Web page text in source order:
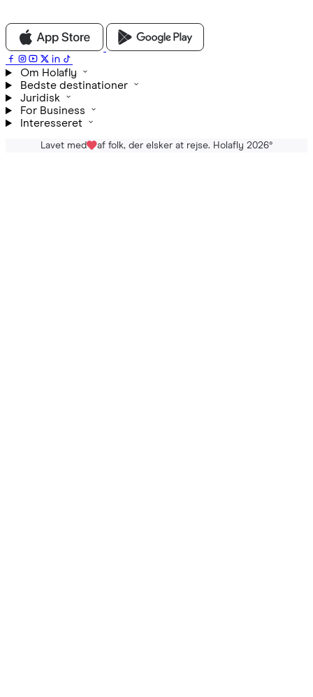
Om Holafly
Bedste destinationer
Juridisk
For Business
Interesseret
Lavet med af folk, der elsker at rejse. Holafly 2026®